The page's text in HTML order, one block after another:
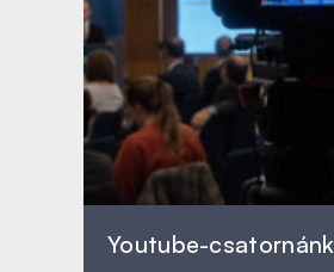
Youtube-csatornánk